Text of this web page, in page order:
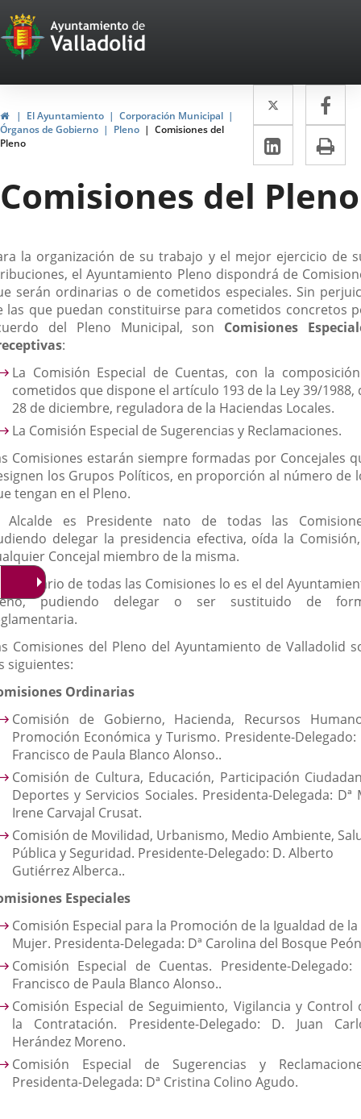
Portal
Web
del
Ayuntamiento
de
Valladolid
InicioEl Ayuntamiento
Corporación Municipal
Órganos de Gobierno
Pleno
Comisiones del
Pleno
Twitter
Enlace
a
una
externa.
a
LinkedIn
Enlace
a
una
externa.
Comisiones del Pleno
la organización de su trabajo y el mejor ejercicio de
el Ayuntamiento Pleno dispondrá de
serán ordinarias o de cometidos especiales. Sin
las que puedan constituirse para cometidos concretos
del Pleno Municipal, son Comisiones
:
La Comisión Especial de Cuentas, con la
cometidos que dispone el artículo 193 de la Ley 39/1988,
28 de diciembre, reguladora de la Haciendas Locales.
La Comisión Especial de Sugerencias y Reclamaciones.
Comisiones estarán siempre formadas por Concejales
los Grupos Políticos, en proporción al número de
tengan en el Pleno.
Alcalde es Presidente nato de todas las
delegar la presidencia efectiva, oída la
Concejal miembro de la misma.
Secretario de todas las Comisiones lo es el del
pudiendo delegar o ser sustituido de
Comisiones del Pleno del Ayuntamiento de Valladolid
siguientes:
Ordinarias
Comisión de Gobierno, Hacienda, Recursos
Promoción Económica y Turismo. Presidente-Delegado:
Francisco de Paula Blanco Alonso..
Comisión de Cultura, Educación, Participación
Deportes y Servicios Sociales. Presidenta-Delegada: Dª
Irene Carvajal Crusat.
Comisión de Movilidad, Urbanismo, Medio Ambiente,
Pública y Seguridad. Presidente-Delegado: D. Alberto
Gutiérrez Alberca..
Especiales
Comisión Especial para la Promoción de la Igualdad de la
Mujer. Presidenta-Delegada: Dª Carolina del Bosque
Comisión Especial de Cuentas. Presidente-Delegado:
Francisco de Paula Blanco Alonso..
Comisión Especial de Seguimiento, Vigilancia y Control
la Contratación. Presidente-Delegado: D. Juan
Herández Moreno.
Comisión Especial de Sugerencias y
Presidenta-Delegada: Dª Cristina Colino Agudo.